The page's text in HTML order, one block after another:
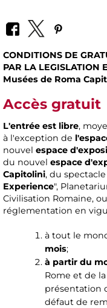
CONDITIONS DE
PAR LA LEGISLATION
Musées de Roma
Accès gratuit
L'entrée est libre,
à l'exception de
nouvel espace
du nouvel espace
Capitolini, du spectacle
Experience",
Civilisation Romaine,
réglementation en
à tout le
mois;
à partir du
Rome et de
présentation
défaut de